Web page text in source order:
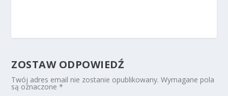
ZOSTAW ODPOWIEDŹ
Twój adres email nie zostanie opublikowany. Wymagane pola
są oznaczone*